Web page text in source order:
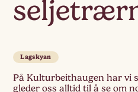
Lagskyan
På Kulturbeithaugen har vi
gleder oss alltid til å se om